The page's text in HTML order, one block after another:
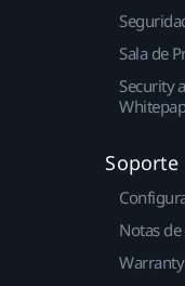
Sala de
Security
Soporte
Notas
Warranty